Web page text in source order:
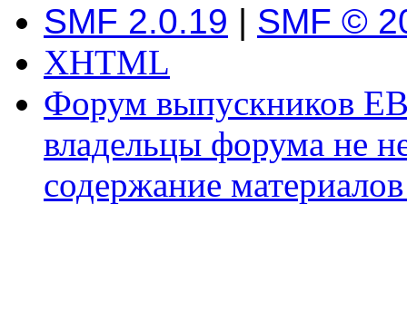
SMF 2.0.19 | SMF ©
XHTML
Форум выпускников
владельцы форума не
содержание